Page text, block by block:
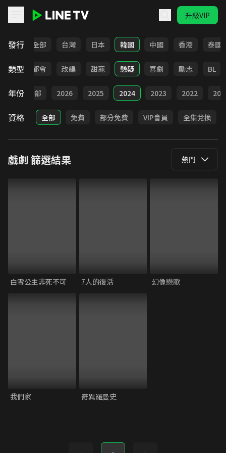
升級VIP
發行 全部 台灣 日本 韓國 中國 香港 泰國
類型
愛情 都會 改編 甜寵 懸疑 喜劇 勵志 BL
年份 全部 2026 2025 2024 2023 2022
資格 全部 免費 部分免費 VIP會員 全集兌換
戲劇 篩選結果 熱門
白雪公主非死不可 7人的復活 幻像戀歌
我們家 奇異羅曼史